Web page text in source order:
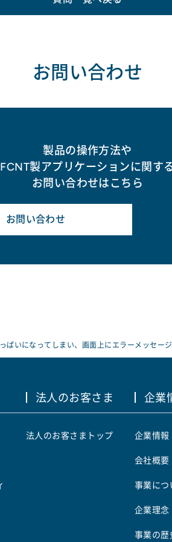
お問い合わせ
製品の操作方法や
FCNT製アプリケーションに関す
お問い合わせはこちら
お問い合わせ
ぱいになってしまい、画面上にエラーメッセー
法人のお客さま
法人のお客さまトップ
企業
企業情報
会社概要
事業につ
企業理念
事業の歴